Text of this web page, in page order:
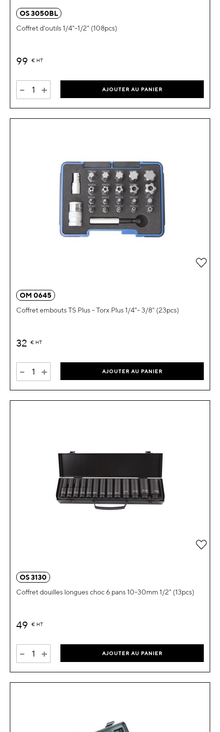
OS 3050BL
Coffret d'outils 1/4"-1/2" (108pcs)
99 € HT
- + AJOUTER AU PANIER
OM 0645
Coffret embouts TS Plus - Torx Plus 1/4"- 3/8" (23pcs)
32 € HT
- + AJOUTER AU PANIER
OS 3130
Coffret douilles longues choc 6 pans 10-30mm 1/2" (13pcs)
49 € HT
- + AJOUTER AU PANIER